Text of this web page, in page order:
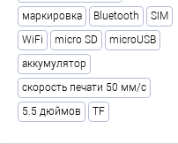
ОС
Операционная система
aQsi OS (на Android 7.0)
маркировка
Bluetooth
SIM
WiFi
micro SD
microUSB
аккумулятор
скорость печати 50 мм/с
5.5 дюймов
TF